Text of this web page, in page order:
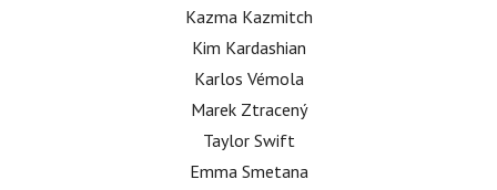
Kazma Kazmitch
Kim Kardashian
Karlos Vémola
Marek Ztracený
Taylor Swift
Emma Smetana